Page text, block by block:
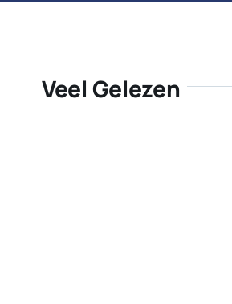
Veel Gelezen